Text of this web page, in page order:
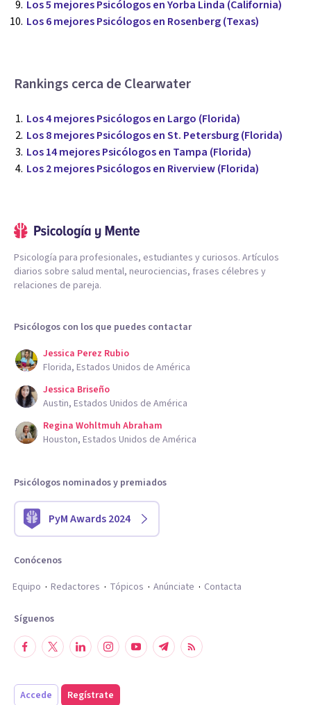
Los 5 mejores Psicólogos en Yorba Linda (California)
Los 6 mejores Psicólogos en Rosenberg (Texas)
Rankings cerca de Clearwater
Los 4 mejores Psicólogos en Largo (Florida)
Los 8 mejores Psicólogos en St. Petersburg (Florida)
Los 14 mejores Psicólogos en Tampa (Florida)
Los 2 mejores Psicólogos en Riverview (Florida)
Psicología para profesionales, estudiantes y curiosos. Artículos
diarios sobre salud mental, neurociencias, frases célebres y
relaciones de pareja.
Psicólogos con los que puedes contactar
Jessica Perez Rubio
Florida, Estados Unidos de América
Jessica Briseño
Austin, Estados Unidos de América
Regina Wohltmuh Abraham
Houston, Estados Unidos de América
Psicólogos nominados y premiados
PyM Awards 2024
Conócenos
Equipo
Redactores Tópicos Anúnciate Contacta
Síguenos
Accede Regístrate